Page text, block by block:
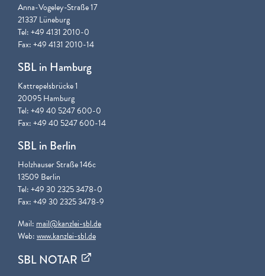
Anna-Vogeley-Straße 17
21337 Lüneburg
Tel: +49 4131 2010-0
Fax: +49 4131 2010-14
SBL in Hamburg
Kattrepelsbrücke 1
20095 Hamburg
Tel: +49 40 5247 600-0
Fax: +49 40 5247 600-14
SBL in Berlin
Holzhauser Straße 146c
13509 Berlin
Tel: +49 30 2325 3478-0
Fax: +49 30 2325 3478-9
Mail: mail@kanzlei-sbl.de
Web:www.kanzlei-sbl.de
SBL NOTAR